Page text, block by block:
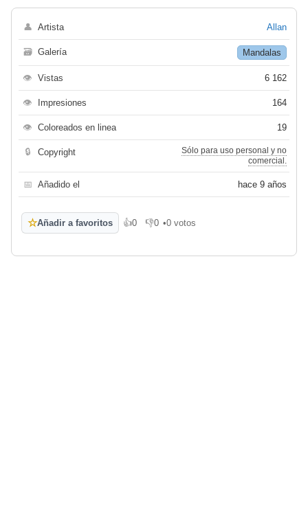
👤 Artista Allan
🗃 Galería Mandalas
👁 Vistas 6 162
👁 Impresiones 164
👁 Coloreados en linea 19
🔒 Copyright
Sólo para uso personal y no
comercial.
📅 Añadido el hace 9 años
☆Añadir a favoritos 👍0
Me gusta
👎0
No me gusta
•0 votos